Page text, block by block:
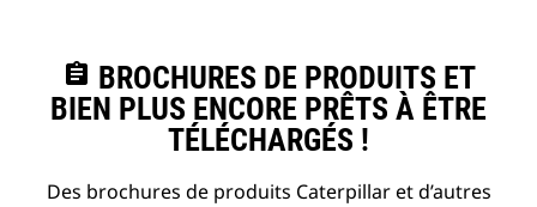
assignment BROCHURES DE PRODUITS ET
BIEN PLUS ENCORE PRÊTS À ÊTRE
TÉLÉCHARGÉS !
Des brochures de produits Caterpillar et d’autres